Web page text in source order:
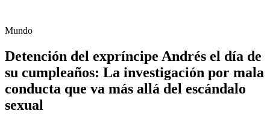
Mundo
Detención del expríncipe Andrés el día de
su cumpleaños: La investigación por mala
conducta que va más allá del escándalo
sexual